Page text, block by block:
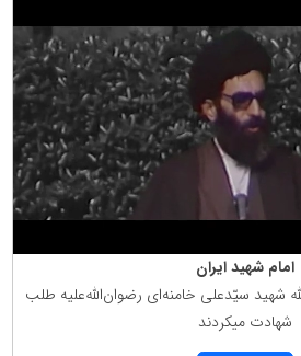
امام شهید ایران
سیّدعلی خامنه‌ای رضوان‌الله‌علیه طلب
شهادت میكردند